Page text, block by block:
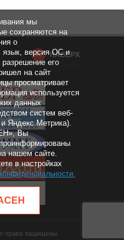
НАВЕРХ
права защищены.
мы
сохраняются на
о
язык, версия ОС и
разрешение его
на сайт
просматривает
используется
данных
систем веб-
Яндекс.Метрика).
Вы
нашем сайте.
в настройках
.